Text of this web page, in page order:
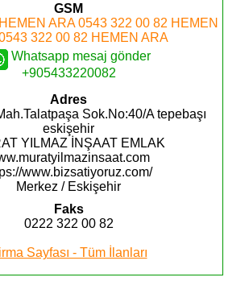
GSM
HEMEN ARA 0543 322 00 82 HEMEN
322 00 82 HEMEN ARA
Whatsapp mesaj gönder
+905433220082
Adres
Sok.No:40/A tepebaşı
eskişehir
YILMAZ İNŞAAT EMLAK
www.bizsatiyoruz.com/
Merkez / Eskişehir
Faks
0222 322 00 82
Sayfası - Tüm İlanları